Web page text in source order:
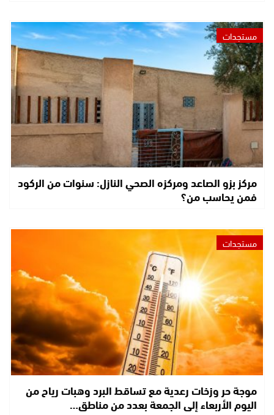
مستجدات
مركز بزو الصاعد ومركزه الصحي النازل: سنوات من الركود
فمن يحاسب من؟
مستجدات
موجة حر وزخات رعدية مع تساقط البرد وهبات رياح من
اليوم الأربعاء إلى الجمعة بعدد من مناطق…